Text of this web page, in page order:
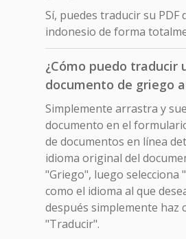
Sí, puedes traducir su PDF
indonesio de forma
¿Cómo puedo traducir
documento de griego
Simplemente arrastra y
documento en el
de documentos en línea
idioma original del
"Griego", luego selecciona
como el idioma al que
después simplemente haz
"Traducir".